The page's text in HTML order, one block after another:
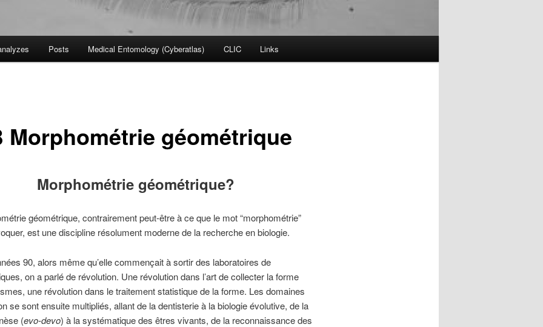
Posts Medical Entomology (Cyberatlas) CLIC Links
Morphométrie géométrique
Morphométrie géométrique?
géométrique, contrairement peut-être à ce que le mot “morphométrie”
est une discipline résolument moderne de la recherche en biologie.
90, alors même qu’elle commençait à sortir des laboratoires de
on a parlé de révolution. Une révolution dans l’art de collecter la forme
une révolution dans le traitement statistique de la forme. Les domaines
se sont ensuite multipliés, allant de la dentisterie à la biologie évolutive, de la
(evo-devo) à la systématique des êtres vivants, de la reconnaissance des